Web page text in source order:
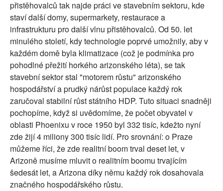
přistěhovalců tak najde práci ve stavebním sektoru, kde
staví další domy, supermarkety, restaurace a
infrastrukturu pro další vlnu přistěhovalců. Od 50. let
minulého století, kdy technologie poprvé umožnily, aby v
každém domě byla klimatizace (což je podmínka pro
pohodlné přežití horkého arizonského léta), se tak
stavební sektor stal "motorem růstu" arizonského
hospodářství a prudký nárůst populace každý rok
zaručoval stabilní růst státního HDP. Tuto situaci snadněji
pochopíme, když si uvědomíme, že počet obyvatel v
oblasti Phoenixu v roce 1950 byl 332 tisíc, kdežto nyní
zde žijí 4 miliony 300 tisíc lidí. Pro srovnání: o Praze
můžeme říci, že zde realitní boom trval deset let, v
Arizoně musíme mluvit o realitním boomu trvajícím
šedesát let, a Arizona díky němu každý rok dosahovala
značného hospodářského růstu.